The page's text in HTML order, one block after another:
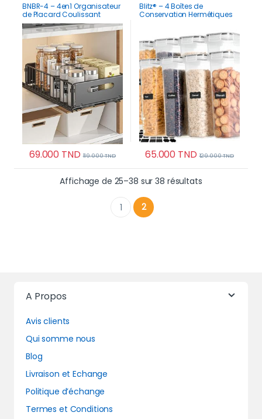
BNBR-4 – 4en1 Organisateur
de Placard Coulissant
pliable INOX
69.000 TND 119.000TND
Blitz® – 4 Boîtes de
Conservation Hermétiques
Pour Un Rangement Idéale
65.000 TND 129.000TND
Affichage de 25–38 sur 38 résultatsTrié du plus
1 2
A Propos
Avis clients
Qui somme nous
Blog
Livraison et Echange
Politique d’échange
Termes et Conditions